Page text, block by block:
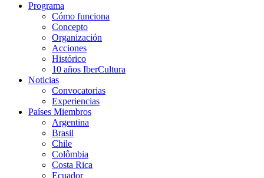
Programa
Cómo funciona
Concepto
Organización
Acciones
Histórico
10 años IberCultura
Noticias
Convocatorias
Experiencias
Países Miembros
Argentina
Brasil
Chile
Colômbia
Costa Rica
Ecuador